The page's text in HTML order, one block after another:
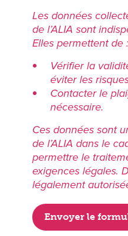
Les données
de l’ALIA sont
Elles permettent de :
Vérifier la
éviter les
Contacter le
nécessaire.
Ces données sont
de l’ALIA dans le
permettre le
exigences légales.
légalement